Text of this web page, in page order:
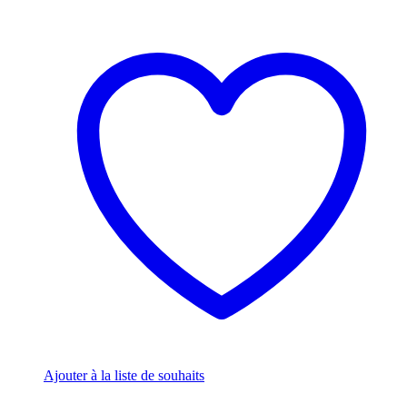
Ajouter à la liste de souhaits